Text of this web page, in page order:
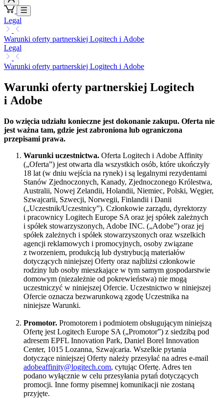
Legal
Warunki oferty partnerskiej Logitech i Adobe
Legal
Warunki oferty partnerskiej Logitech i Adobe
Warunki oferty partnerskiej Logitech
i Adobe
Do wzięcia udziału konieczne jest dokonanie zakupu. Oferta nie
jest ważna tam, gdzie jest zabroniona lub ograniczona
przepisami prawa.
Warunki uczestnictwa. Oferta Logitech i Adobe Affinity
(„Oferta”) jest otwarta dla wszystkich osób, które ukończyły
18 lat (w dniu wejścia na rynek) i są legalnymi rezydentami
Stanów Zjednoczonych, Kanady, Zjednoczonego Królestwa,
Australii, Nowej Zelandii, Holandii, Niemiec, Polski, Węgier,
Szwajcarii, Szwecji, Norwegii, Finlandii i Danii
(„Uczestnik/Uczestnicy”). Członkowie zarządu, dyrektorzy
i pracownicy Logitech Europe SA oraz jej spółek zależnych
i spółek stowarzyszonych, Adobe INC. („Adobe”) oraz jej
spółek zależnych i spółek stowarzyszonych oraz wszelkich
agencji reklamowych i promocyjnych, osoby związane
z tworzeniem, produkcją lub dystrybucją materiałów
dotyczących niniejszej Oferty oraz najbliżsi członkowie
rodziny lub osoby mieszkające w tym samym gospodarstwie
domowym (niezależnie od pokrewieństwa) nie mogą
uczestniczyć w niniejszej Ofercie. Uczestnictwo w niniejszej
Ofercie oznacza bezwarunkową zgodę Uczestnika na
niniejsze Warunki.
Promotor. Promotorem i podmiotem obsługującym niniejszą
Ofertę jest Logitech Europe SA („Promotor”) z siedzibą pod
adresem EPFL Innovation Park, Daniel Borel Innovation
Center, 1015 Lozanna, Szwajcaria. Wszelkie pytania
dotyczące niniejszej Oferty należy przesyłać na adres e-mail
adobeaffinity@logitech.com, cytując Ofertę. Adres ten
podano wyłącznie w celu przesyłania pytań dotyczących
promocji. Inne formy pisemnej komunikacji nie zostaną
przyjęte.